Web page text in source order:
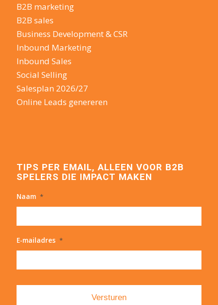
B2B marketing
B2B sales
Business Development & CSR
Inbound Marketing
Inbound Sales
Social Selling
Salesplan 2026/27
Online Leads genereren
TIPS PER EMAIL, ALLEEN VOOR B2B
SPELERS DIE IMPACT MAKEN
Naam *
E-mailadres *